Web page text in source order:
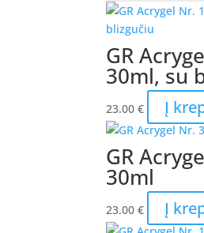
GR
30ml, su
23.00€ Į
GR
30ml
23.00€ Į